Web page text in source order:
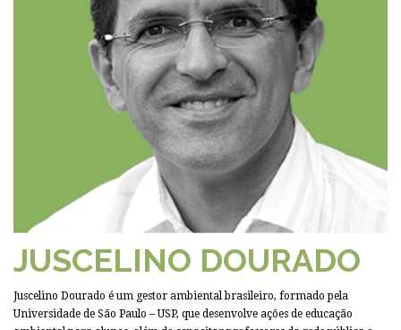
JUSCELINO DOURADO
Juscelino Dourado é um gestor ambiental brasileiro, formado pela
Universidade de São Paulo – USP, que desenvolve ações de educação